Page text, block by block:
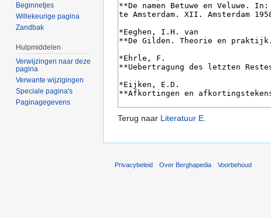
Terug naar Literatuur E.
Beginnetjes
Willekeurige pagina
Zandbak
Hulpmiddelen
Verwijzingen naar deze
pagina
Verwante wijzigingen
Speciale pagina's
Paginagegevens
Privacybeleid Over Berghapedia Voorbehoud